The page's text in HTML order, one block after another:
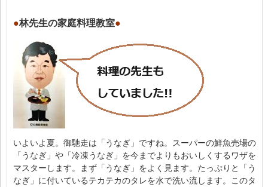
●林先生の家庭料理教室●
いよいよ夏。御馳走は「うなぎ」ですね。スーパーの鮮魚売場の
「うなぎ」や「冷凍うなぎ」を今までよりもおいしくするワザを
マスターします。まず「うなぎ」をよく見ます。たっぷりと「う
なぎ」に付いているテカテカのタレを水で洗い流します。このタ